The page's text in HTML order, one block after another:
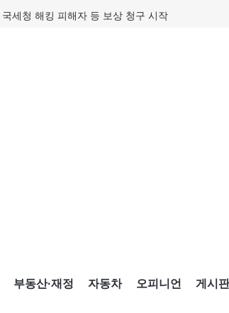
국세청 해킹 피해자 등 보상 청구 시작
부동산·재정 자동차 오피니언 게시판